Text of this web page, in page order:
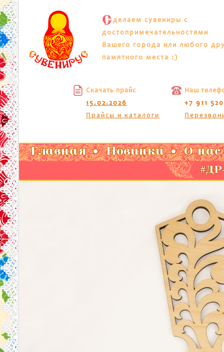
С делаем сувениры с
достопримечательностями
Вашего города или любого
памятного места :)
Скачать прайс
15.02.2026
Прайсы и каталоги
Наш
+7 911
Главная Новинки О нас